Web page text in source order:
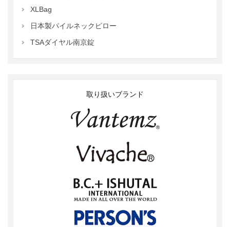
XLBag
日本製パイルネックピロー
TSAダイヤル南京錠
取り扱いブランド